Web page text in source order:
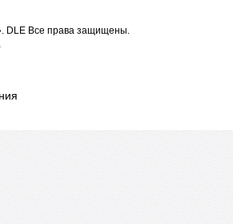
DLE Все права защищены.